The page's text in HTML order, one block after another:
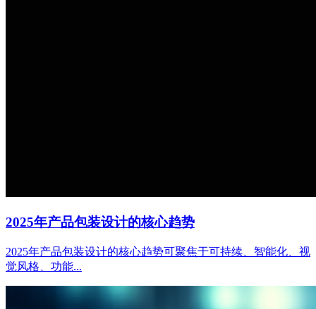
2025年产品包装设计的核心趋势
2025年产品包装设计的核心趋势可聚焦于可持续、智能化、视
觉风格、功能...